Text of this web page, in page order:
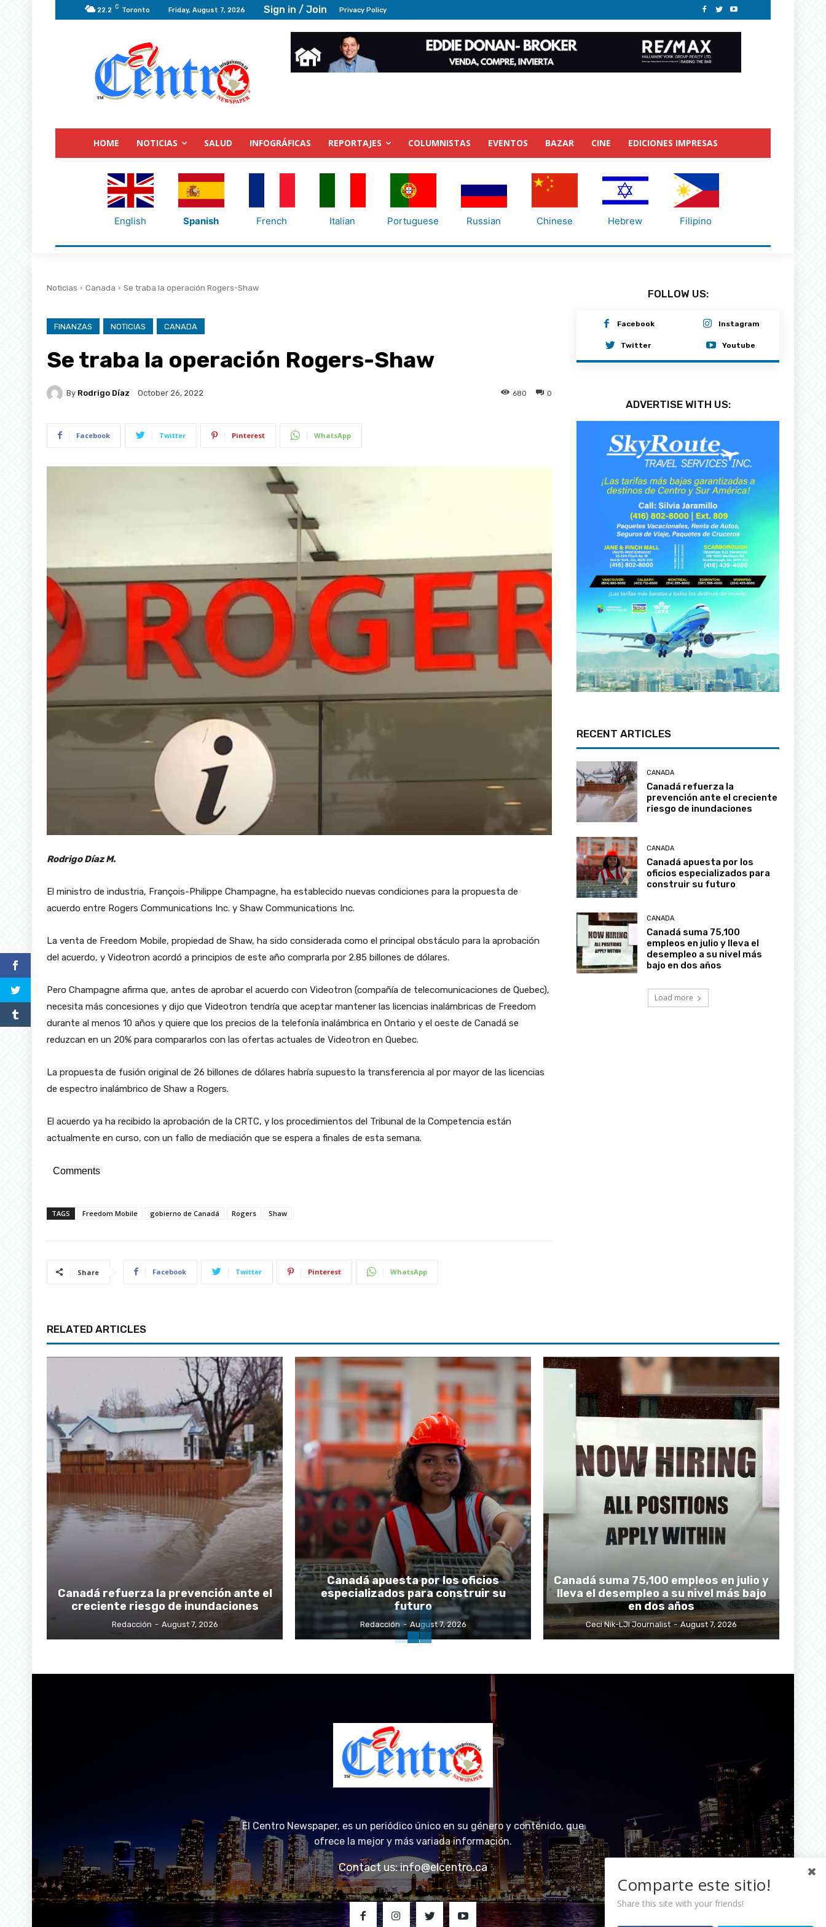
22.2 C Toronto Friday, August 7, 2026 Sign in / Join Privacy Policy
HOME NOTICIAS SALUD INFOGRÁFICAS REPORTAJES COLUMNISTAS EVENTOS BAZAR CINE EDICIONES IMPRESAS
English Spanish French Italian Portuguese Russian Chinese Hebrew Filipino
Noticias Canada Se traba la operación Rogers-Shaw
FINANZAS NOTICIAS CANADA
Se traba la operación Rogers-Shaw
By Rodrigo Díaz October 26, 2022 0
680
Facebook Twitter Pinterest WhatsApp
Rodrigo Díaz M.
El ministro de industria, François-Philippe Champagne, ha establecido nuevas condiciones para la propuesta de
acuerdo entre Rogers Communications Inc. y Shaw Communications Inc.
La venta de Freedom Mobile, propiedad de Shaw, ha sido considerada como el principal obstáculo para la aprobación
del acuerdo, y Videotron acordó a principios de este año comprarla por 2.85 billones de dólares.
Pero Champagne afirma que, antes de aprobar el acuerdo con Videotron (compañía de telecomunicaciones de Quebec),
necesita más concesiones y dijo que Videotron tendría que aceptar mantener las licencias inalámbricas de Freedom
durante al menos 10 años y quiere que los precios de la telefonía inalámbrica en Ontario y el oeste de Canadá se
reduzcan en un 20% para compararlos con las ofertas actuales de Videotron en Quebec.
La propuesta de fusión original de 26 billones de dólares habría supuesto la transferencia al por mayor de las licencias
de espectro inalámbrico de Shaw a Rogers.
El acuerdo ya ha recibido la aprobación de la CRTC, y los procedimientos del Tribunal de la Competencia están
actualmente en curso, con un fallo de mediación que se espera a finales de esta semana.
Comments
TAGS Freedom Mobile gobierno de Canadá Rogers Shaw
Share Facebook Twitter Pinterest WhatsApp
FOLLOW US:
Facebook Instagram
Twitter Youtube
ADVERTISE WITH US:
RECENT ARTICLES
CANADA
Canadá refuerza la
prevención ante el creciente
riesgo de inundaciones
CANADA
Canadá apuesta por los
oficios especializados para
construir su futuro
CANADA
Canadá suma 75,100
empleos en julio y lleva el
desempleo a su nivel más
bajo en dos años
Load more
RELATED ARTICLES
Canadá refuerza la prevención ante el
creciente riesgo de inundaciones
Redacción - August 7, 2026
Canadá apuesta por los oficios
especializados para construir su
futuro
Redacción - August 7, 2026
Canadá suma 75,100 empleos en julio y
lleva el desempleo a su nivel más bajo
en dos años
Ceci Nik-LJI Journalist - August 7, 2026
El Centro Newspaper, es un periódico único en su género y contenido, que
ofrece la mejor y más variada información.
Contact us:info@elcentro.ca
Comparte este sitio!
Share this site with your friends!